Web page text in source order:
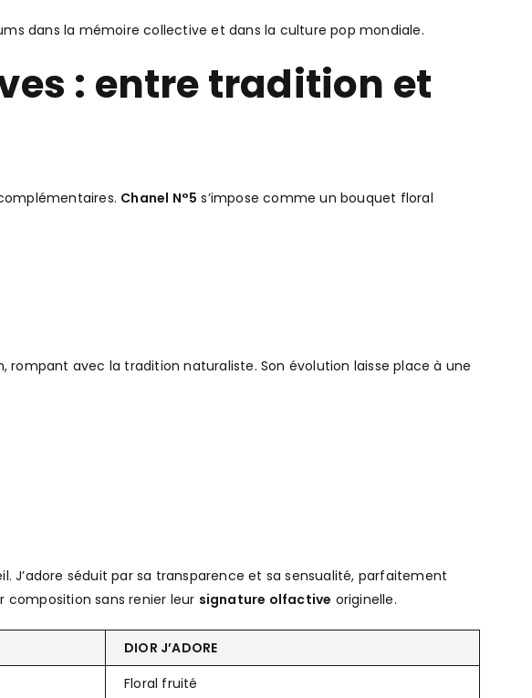
dans la mémoire collective et dans la culture pop mondiale.
: entre tradition et
Chanel N°5 s’impose comme un bouquet floral
rompant avec la tradition naturaliste. Son évolution laisse place à une
J’adore séduit par sa transparence et sa sensualité, parfaitement
composition sans renier leur signature olfactive originelle.
DIOR J’ADORE
Floral fruité